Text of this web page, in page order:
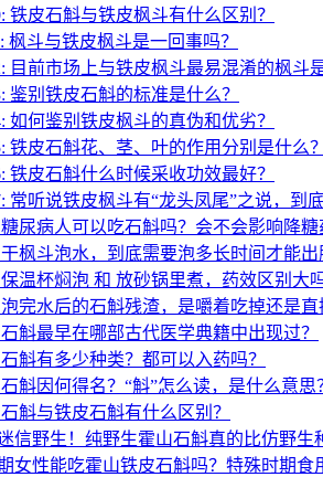
铁皮石斛与铁皮枫斗有什么区别？
枫斗与铁皮枫斗是一回事吗？
目前市场上与铁皮枫斗最易混淆的枫斗
鉴别铁皮石斛的标准是什么？
如何鉴别铁皮枫斗的真伪和优劣？
铁皮石斛花、茎、叶的作用分别是什么
铁皮石斛什么时候采收功效最好？
常听说铁皮枫斗有“龙头凤尾”之说，到
尿病人可以吃石斛吗？会不会影响降糖
枫斗泡水，到底需要泡多长时间才能出
温杯焖泡 和 放砂锅里煮，药效区别大
完水后的石斛残渣，是嚼着吃掉还是
斛最早在哪部古代医学典籍中出现过？
斛有多少种类？都可以入药吗？
斛因何得名？“斛”怎么读，是什么意思
斛与铁皮石斛有什么区别？
信野生！纯野生霍山石斛真的比仿野生
女性能吃霍山铁皮石斛吗？特殊时期食